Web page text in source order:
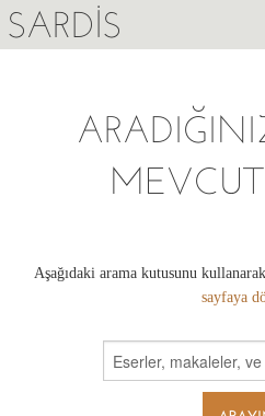
SARDIS
Aşağıdaki arama kutusunu
sayfaya